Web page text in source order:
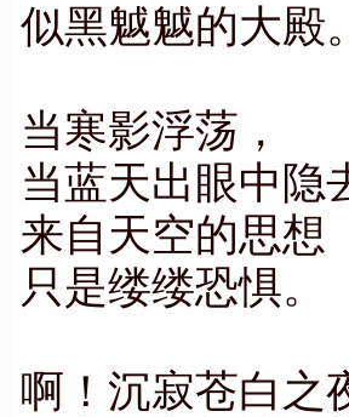
似黑魆魆的大殿。
当寒影浮荡，
当蓝天出眼中隐
来自天空的思想
只是缕缕恐惧。
啊！沉寂苍白之